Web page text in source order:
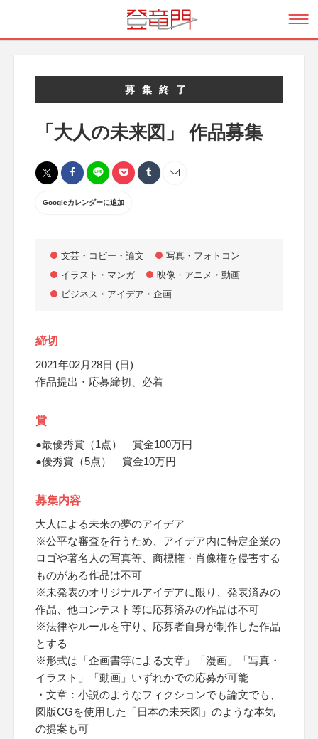
募集終了
「大人の未来図」 作品募集
Googleカレンダーに追加
文芸・コピー・論文
写真・フォトコン
イラスト・マンガ
映像・アニメ・動画
ビジネス・アイデア・企画
締切
2021年02月28日 (日)
作品提出・応募締切、必着
賞
●最優秀賞（1点） 賞金100万円
●優秀賞（5点） 賞金10万円
募集内容
大人による未来の夢のアイデア
※公平な審査を行うため、アイデア内に特定企業の
ロゴや著名人の写真等、商標権・肖像権を侵害する
ものがある作品は不可
※未発表のオリジナルアイデアに限り、発表済みの
作品、他コンテスト等に応募済みの作品は不可
※法律やルールを守り、応募者自身が制作した作品
とする
※形式は「企画書等による文章」「漫画」「写真・
イラスト」「動画」いずれかでの応募が可能
・文章：小説のようなフィクションでも論文でも、
図版CGを使用した「日本の未来図」のような本気
の提案も可